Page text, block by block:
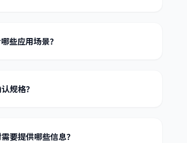
些应用场景？
规格？
要提供哪些信息？